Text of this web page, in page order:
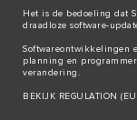
Het is de bedoeling dat
draadloze software-
Softwareontwikkelingen
planning en
verandering.
BEKIJK REGULATION